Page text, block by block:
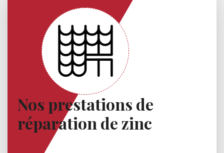
Nos prestations de
réparation de zinc